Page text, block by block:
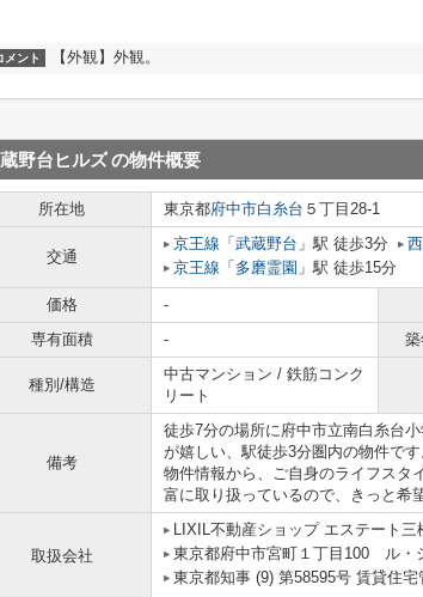
メント 【外観】外観。
野台ヒルズの物件概要
所在地 東京都府中市白糸台 ５丁目28-1
交通
京王線 「 武蔵野台 」駅 徒歩3分
京王線 「 多磨霊園 」駅 徒歩15分
価格 -
専有面積
- 築
種別/構造
中古マンション / 鉄筋コンク
リート
備考
徒歩7分の場所に府中市立南白糸台
が嬉しい、駅徒歩3分圏内の物件で
物件情報から、ご自身のライフスタ
富に取り扱っているので、きっと希
取扱会社
LIXIL不動産ショップ エステート三
東京都府中市宮町１丁目100 ル・
東京都知事 (9) 第58595号 賃貸住